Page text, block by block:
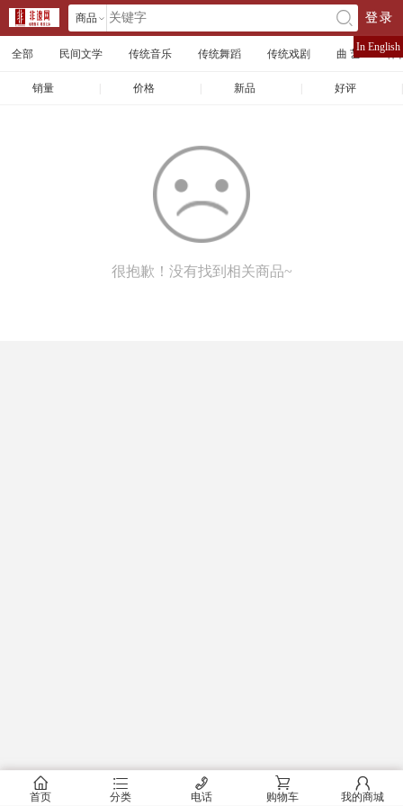
商品 󰄘 登录
全部 民间文学 传统音乐 传统舞蹈 传统戏剧 曲 艺 体
销量 价格 新品 好评
很抱歉！没有找到相关商品~
In English
󰂠
首页
󰂦
分类
󰄫
电话
󰂟
购物车
󰂢
我的商城